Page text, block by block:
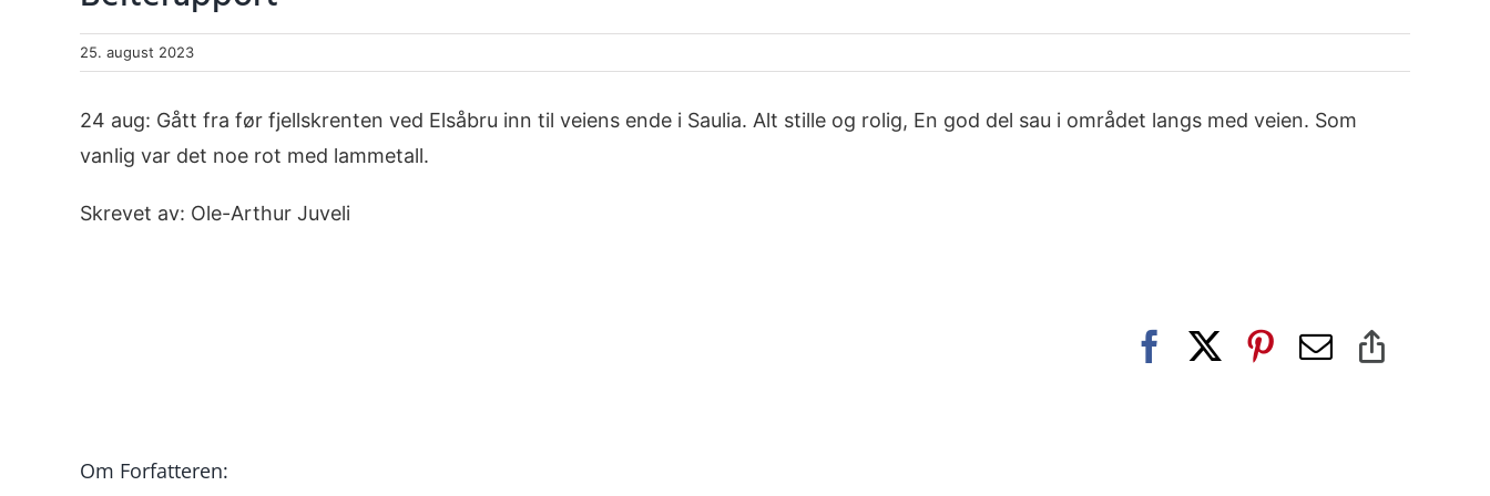
25. august 2023
24 aug: Gått fra før fjellskrenten ved Elsåbru inn til veiens ende i Saulia. Alt stille og rolig, En god del sau i området langs med veien. Som
vanlig var det noe rot med lammetall.
Skrevet av: Ole-Arthur Juveli
Facebook Pinterest
E-
Om Forfatteren: